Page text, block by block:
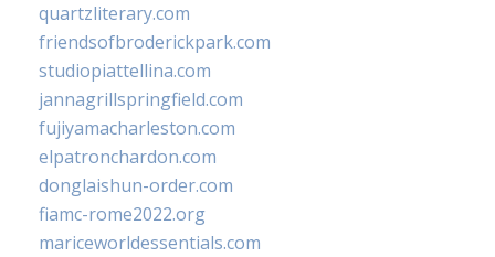
quartzliterary.com
friendsofbroderickpark.com
studiopiattellina.com
jannagrillspringfield.com
fujiyamacharleston.com
elpatronchardon.com
donglaishun-order.com
fiamc-rome2022.org
mariceworldessentials.com